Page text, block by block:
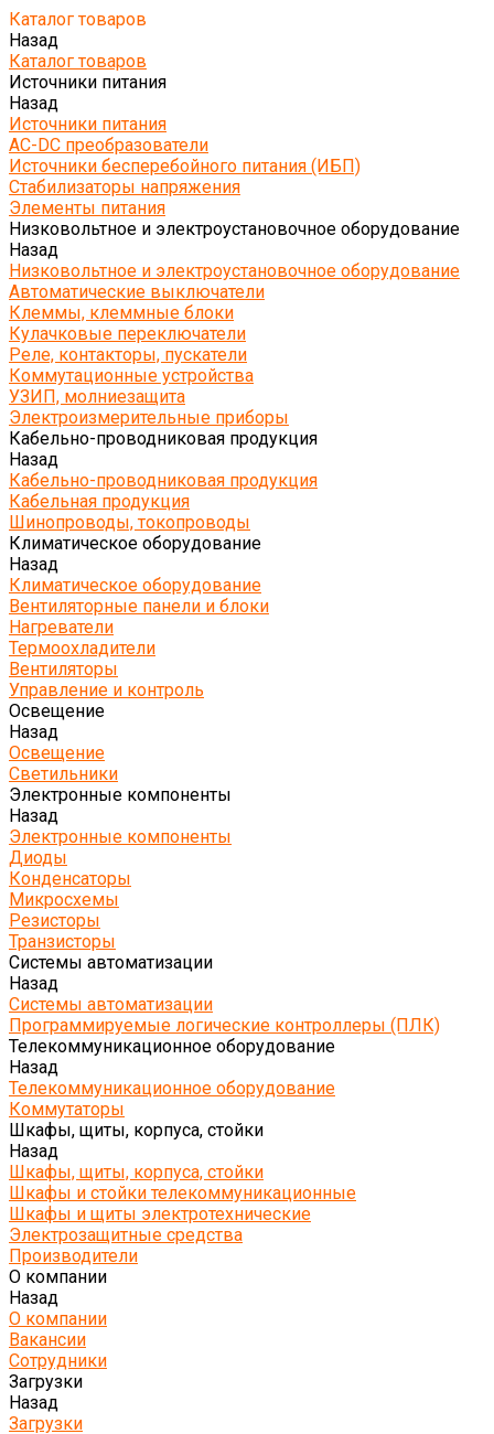
Каталог товаров
Назад
Каталог товаров
Источники питания
Назад
Источники питания
AC-DC преобразователи
Источники бесперебойного питания (ИБП)
Стабилизаторы напряжения
Элементы питания
Низковольтное и электроустановочное оборудование
Назад
Низковольтное и электроустановочное оборудование
Автоматические выключатели
Клеммы, клеммные блоки
Кулачковые переключатели
Реле, контакторы, пускатели
Коммутационные устройства
УЗИП, молниезащита
Электроизмерительные приборы
Кабельно-проводниковая продукция
Назад
Кабельно-проводниковая продукция
Кабельная продукция
Шинопроводы, токопроводы
Климатическое оборудование
Назад
Климатическое оборудование
Вентиляторные панели и блоки
Нагреватели
Термоохладители
Вентиляторы
Управление и контроль
Освещение
Назад
Освещение
Светильники
Электронные компоненты
Назад
Электронные компоненты
Диоды
Конденсаторы
Микросхемы
Резисторы
Транзисторы
Системы автоматизации
Назад
Системы автоматизации
Программируемые логические контроллеры (ПЛК)
Телекоммуникационное оборудование
Назад
Телекоммуникационное оборудование
Коммутаторы
Шкафы, щиты, корпуса, стойки
Назад
Шкафы, щиты, корпуса, стойки
Шкафы и стойки телекоммуникационные
Шкафы и щиты электротехнические
Электрозащитные средства
Производители
О компании
Назад
О компании
Вакансии
Сотрудники
Загрузки
Назад
Загрузки